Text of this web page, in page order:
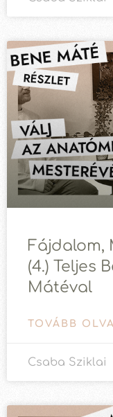
Fájdalom,
(4.) Teljes
Mátéval
TOVÁBB
Csaba Sziklai